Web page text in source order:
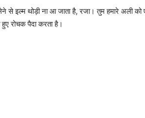
से इल्‍म थोड़ी ना आ जाता है, रजा। तुम हमारे अली
रोचक पैदा करता है।